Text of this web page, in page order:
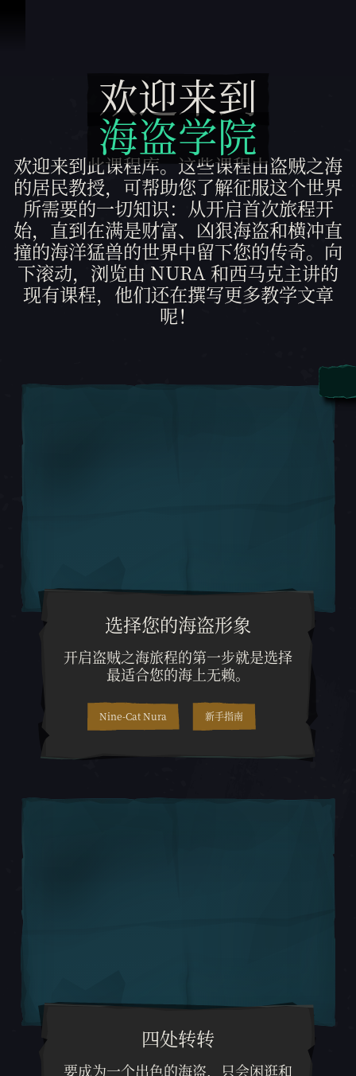
欢迎来到 海盗学院
欢迎来到
海盗学院
欢迎来到此课程库。这些课程由盗贼之海
的居民教授，可帮助您了解征服这个世界
所需要的一切知识：从开启首次旅程开
始，直到在满是财富、凶狠海盗和横冲直
撞的海洋猛兽的世界中留下您的传奇。向
下滚动，浏览由 NURA 和西马克主讲的
现有课程，他们还在撰写更多教学文章
呢！
选择您的海盗形象
开启盗贼之海旅程的第一步就是选择
最适合您的海上无赖。
开启盗贼之海旅程的第一步就
Nine-Cat Nura 新手指南
四处转转
要成为一个出色的海盗，只会闲逛和
要成为一个出色的海盗，只会